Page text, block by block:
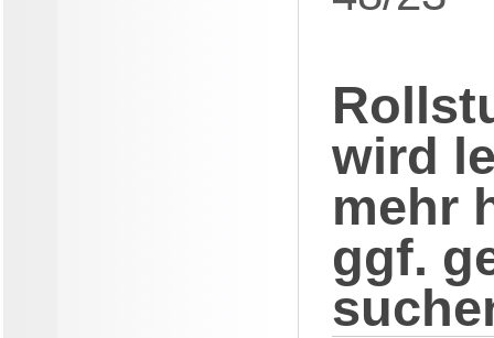
wird
mehr
ggf.